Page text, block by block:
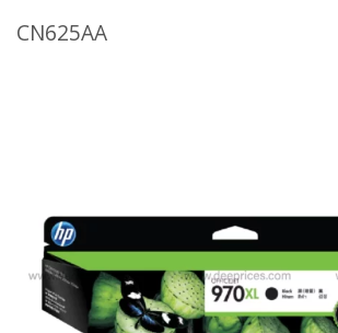
CN625AA